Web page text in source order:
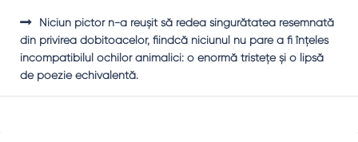
Niciun pictor n-a reuşit să redea singurătatea resemnată
din privirea dobitoacelor, fiindcă niciunul nu pare a fi înţeles
incompatibilul ochilor animalici: o enormă tristeţe şi o lipsă
de poezie echivalentă.